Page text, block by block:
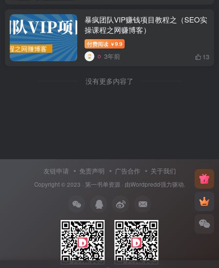
暴疯团队VIP赚钱项目教程之（SEO实
操课程之网赚博客）
付费阅读 ￥9.9
3年前 13
没有更多内容了
友链申请 免责声明 广告合作 关于我们
Copyright © 2023 · 第一书单资源 · 由Wordpredd强力驱动.